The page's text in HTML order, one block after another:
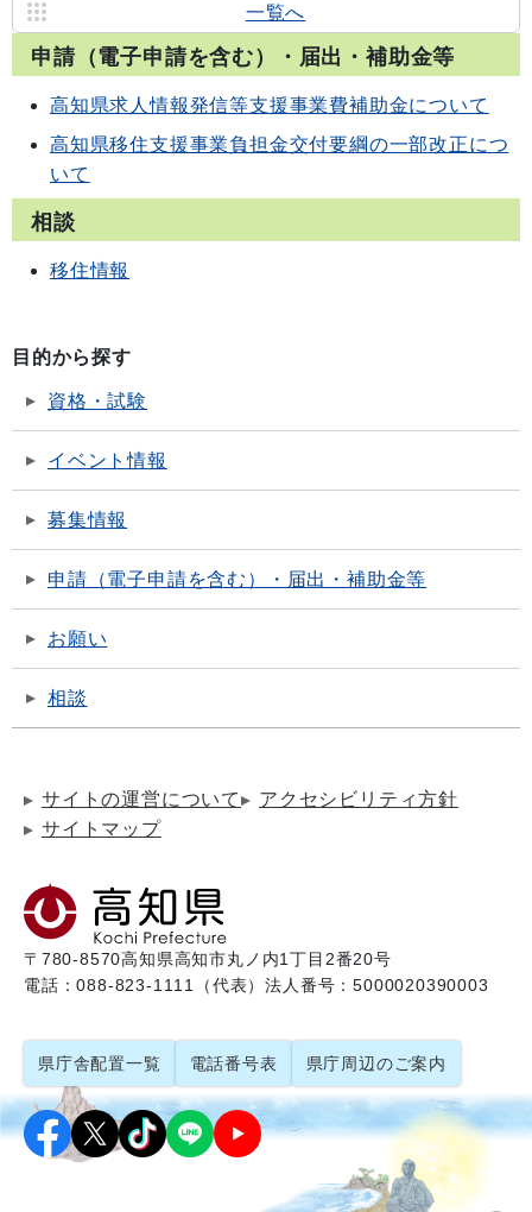
一覧へ
申請（電子申請を含む）・届出・補助金等
高知県求人情報発信等支援事業費補助金について
高知県移住支援事業負担金交付要綱の一部改正につ
いて
相談
移住情報
目的から探す
資格・試験
イベント情報
募集情報
申請（電子申請を含む）・届出・補助金等
お願い
相談
サイトの運営について
アクセシビリティ方針
サイトマップ
〒780-8570高知県高知市丸ノ内1丁目2番20号
電話：088-823-1111（代表）法人番号：5000020390003
県庁舎配置一覧 電話番号表 県庁周辺のご案内